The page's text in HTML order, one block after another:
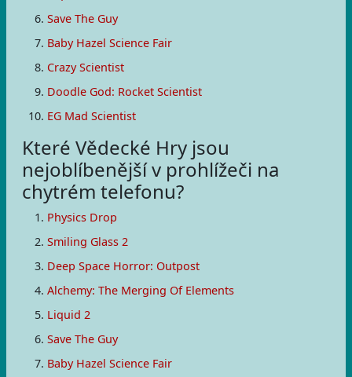
Save The Guy
Baby Hazel Science Fair
Crazy Scientist
Doodle God: Rocket Scientist
EG Mad Scientist
Které Vědecké Hry jsou
nejoblíbenější v prohlížeči na
chytrém telefonu?
Physics Drop
Smiling Glass 2
Deep Space Horror: Outpost
Alchemy: The Merging Of Elements
Liquid 2
Save The Guy
Baby Hazel Science Fair